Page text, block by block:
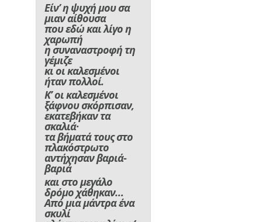
Είν’ η ψυχή μου σα
μιαν αίθουσα
που εδώ και λίγο η
χαρωπή
η συναναστροφή τη
γέμιζε
κι οι καλεσμένοι
ήταν πολλοί.
Κ’ οι καλεσμένοι
ξάφνου σκόρπισαν,
εκατεβήκαν τα
σκαλιά·
τα βήματά τους στο
πλακόστρωτο
αντήχησαν βαριά-
βαριά
και στο μεγάλο
δρόμο χάθηκαν…
Από μια μάντρα ένα
σκυλί